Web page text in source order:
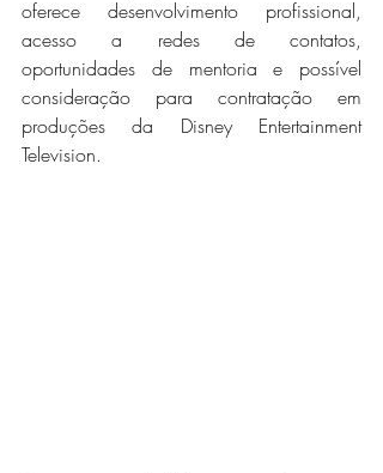
oferece desenvolvimento profissional,
acesso a redes de contatos,
oportunidades de mentoria e possível
consideração para contratação em
produções da Disney Entertainment
Television.